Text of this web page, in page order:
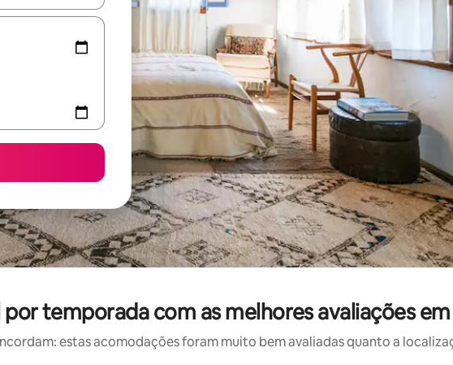
temporada com as melhores avaliações
estas acomodações foram muito bem avaliadas quanto a